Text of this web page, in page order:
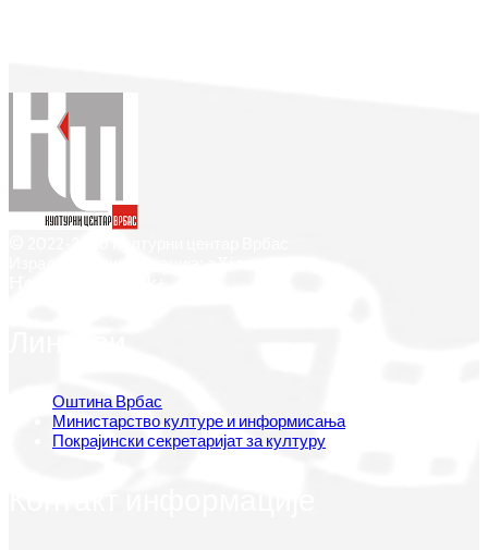
Оштина Врбас
Министарство културе и информисања
Покрајински секретаријат за културу